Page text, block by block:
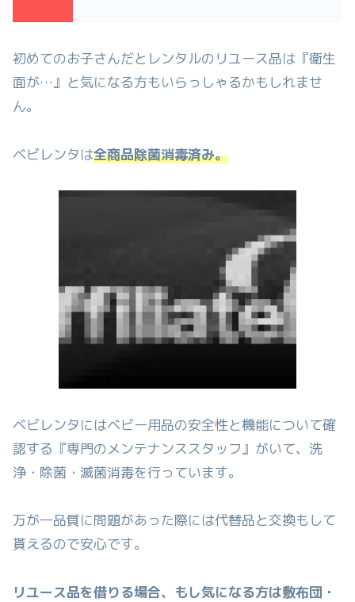
初めてのお子さんだとレンタルのリユース品は『衛生
面が…』と気になる方もいらっしゃるかもしれませ
ん。
ベビレンタは全商品除菌消毒済み。
ベビレンタにはベビー用品の安全性と機能について確
認する『専門のメンテナンススタッフ』がいて、洗
浄・除菌・滅菌消毒を行っています。
万が一品質に問題があった際には代替品と交換もして
貰えるので安心です。
リユース品を借りる場合、もし気になる方は敷布団・